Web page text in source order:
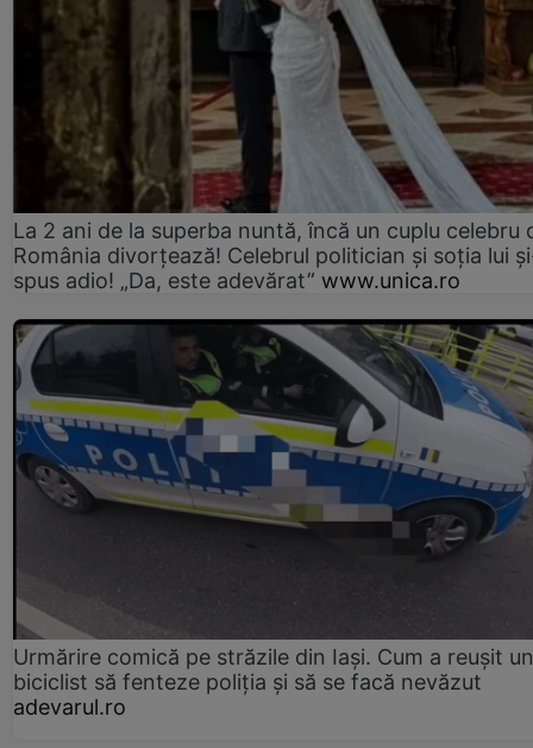
La 2 ani de la superba nuntă, încă un cuplu celebru
România divorțează! Celebrul politician și soția lui
spus adio! „Da, este adevărat” www.unica.ro
Urmărire comică pe străzile din Iași. Cum a reușit un
biciclist să fenteze poliția și să se facă nevăzut
adevarul.ro